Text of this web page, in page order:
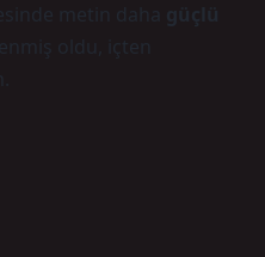
metin daha
güçlü
oldu,
içten